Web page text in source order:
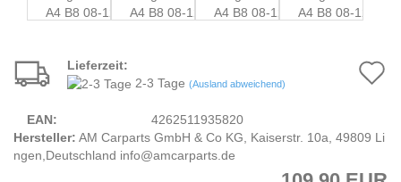
Lieferzeit:
2-3 Tage (Ausland abweichend)
EAN:
4262511935820
Hersteller: AM Carparts GmbH & Co KG, Kaiserstr. 10a, 49809 Li
ngen,Deutschland info@amcarparts.de